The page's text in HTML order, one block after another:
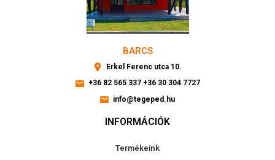
BARCS
Erkel Ferenc utca 10.
+36 82 565 337 +36 30 304 7727
info@tegeped.hu
INFORMÁCIÓK
Termékeink